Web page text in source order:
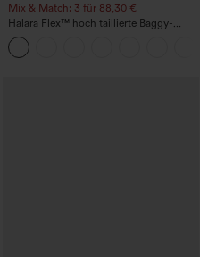
Mix & Match: 3 für 88,30 €
Halara Flex™ hoch taillierte Baggy-
Jeans mit Taschen, weitem Bein,
stonewashed, lässig